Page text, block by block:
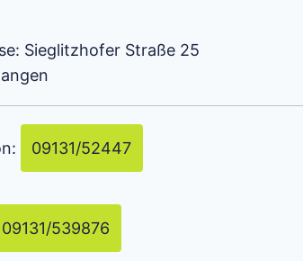
Sieglitzhofer Straße 25
09131/52447
09131/539876